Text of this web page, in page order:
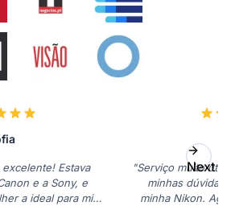
Estava
e a Sony, e
a ideal para mim.
"Serviço muito útil.
minhas dúvidas
minha Nikon.
Next